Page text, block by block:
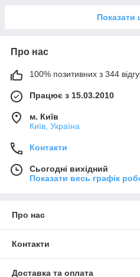
Показати
Про нас
100% позитивних з 344
Працює з 15.03.2010
м. Київ
Київ, Україна
Контакти
Сьогодні вихідний
Показати весь графік
Про нас
Контакти
Доставка та оплата